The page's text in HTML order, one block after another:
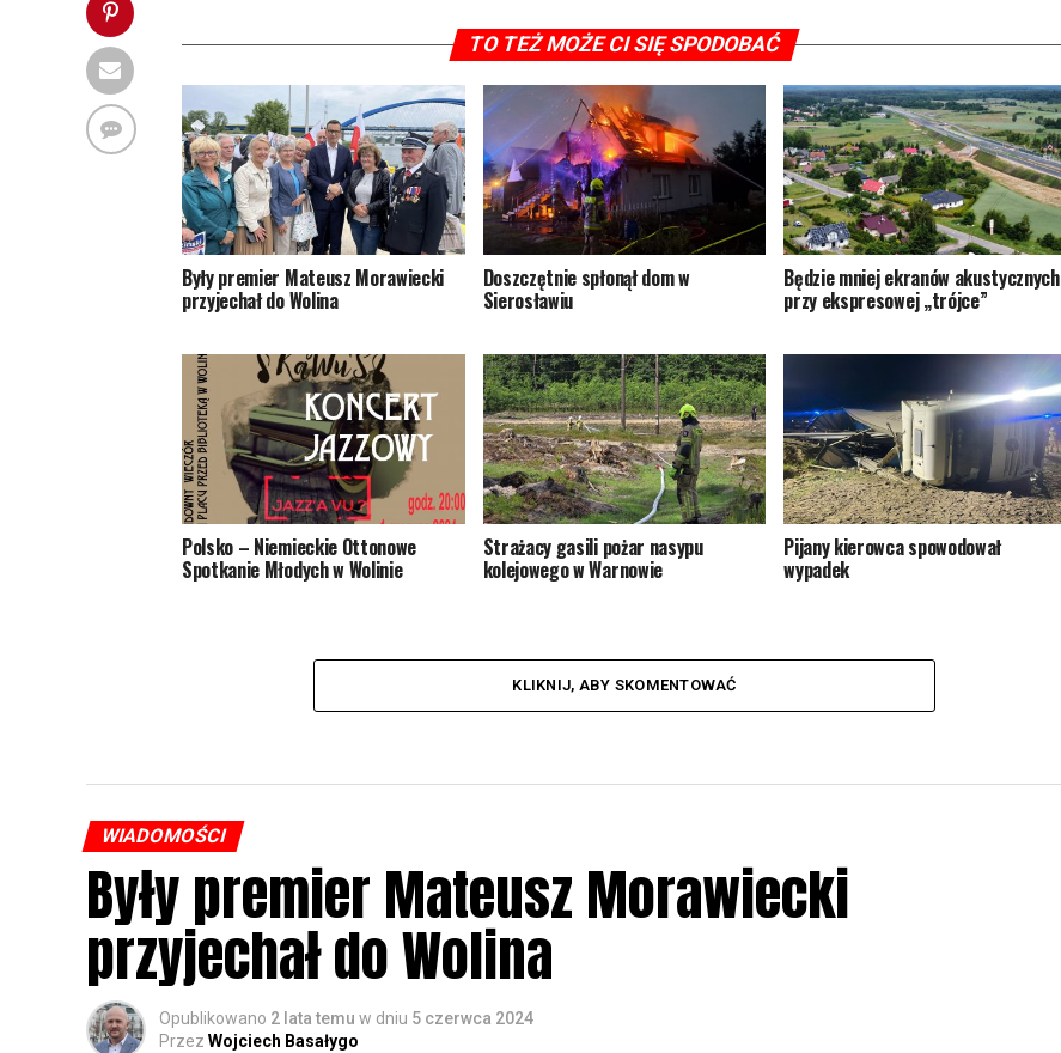
TO TEŻ MOŻE CI SIĘ SPODOBAĆ
Były premier Mateusz Morawiecki
przyjechał do Wolina
Doszczętnie spłonął dom w
Sierosławiu
Będzie mniej ekranów akustycznych
przy ekspresowej „trójce”
Polsko – Niemieckie Ottonowe
Spotkanie Młodych w Wolinie
Strażacy gasili pożar nasypu
kolejowego w Warnowie
Pijany kierowca spowodował
wypadek
KLIKNIJ, ABY SKOMENTOWAĆ
WIADOMOŚCI
Były premier Mateusz Morawiecki
przyjechał do Wolina
Opublikowano 2 lata temu w dniu 5 czerwca 2024
Przez Wojciech Basałygo